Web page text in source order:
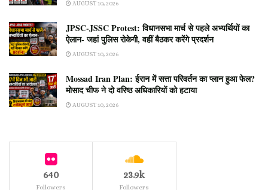
AUGUST 10, 2026
JPSC-JSSC Protest: विधानसभा मार्च से पहले अभ्यर्थियों का
ऐलान- जहां पुलिस रोकेगी, वहीं बैठकर करेंगे प्रदर्शन
AUGUST 10, 2026
Mossad Iran Plan: ईरान में सत्ता परिवर्तन का प्लान हुआ फेल?
मोसाद चीफ ने दो वरिष्ठ अधिकारियों को हटाया
AUGUST 10, 2026
640
Followers
23.9k
Followers